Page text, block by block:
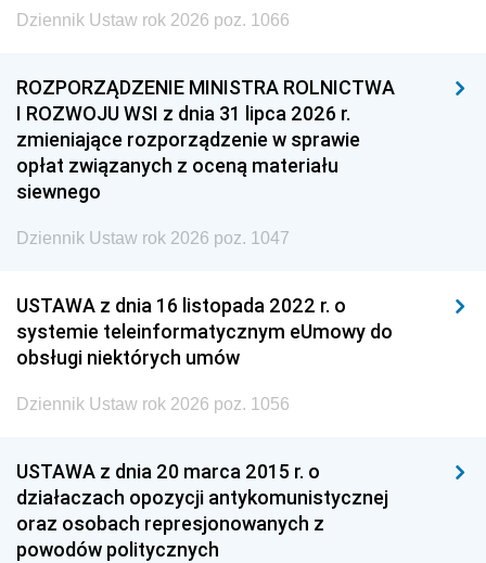
Dziennik Ustaw rok 2026 poz. 1066
ROZPORZĄDZENIE MINISTRA ROLNICTWA
I ROZWOJU WSI z dnia 31 lipca 2026 r.
zmieniające rozporządzenie w sprawie
opłat związanych z oceną materiału
siewnego
Dziennik Ustaw rok 2026 poz. 1047
USTAWA z dnia 16 listopada 2022 r. o
systemie teleinformatycznym eUmowy do
obsługi niektórych umów
Dziennik Ustaw rok 2026 poz. 1056
USTAWA z dnia 20 marca 2015 r. o
działaczach opozycji antykomunistycznej
oraz osobach represjonowanych z
powodów politycznych